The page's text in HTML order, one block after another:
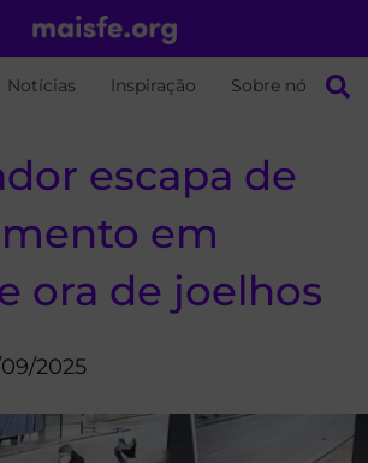
Notícias Inspiração Sobre nós
escapa de
em
ora de joelhos
2025